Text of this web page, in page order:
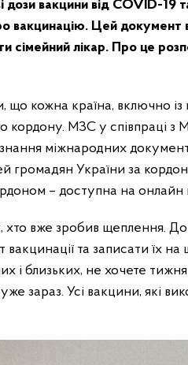
дози вакцини від COVID-19
вакцинацію. Цей документ
сімейний лікар. Про це
що кожна країна, включно
кордону. МЗС у співпраці
міжнародних
громадян України за кордон
– доступна на онлайн
вже зробив щеплення.
та записати їх
і близьких, не хочете
зараз. Усі вакцини, які